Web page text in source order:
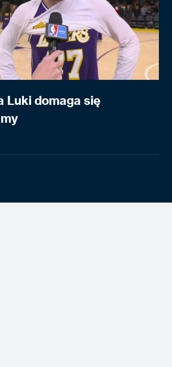
Luki domaga się